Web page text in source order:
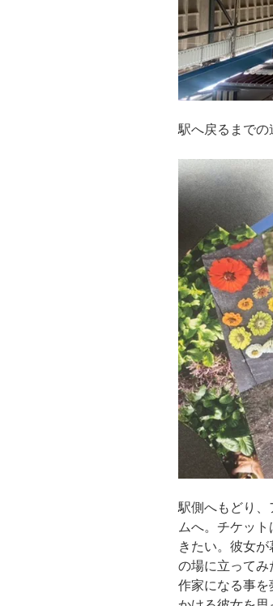
駅へ戻るまでの
駅側へもどり、
ムへ。チケッ
きたい。彼女
の場に立ってみ
作家になる事を